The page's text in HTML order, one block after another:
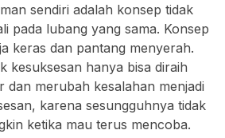
sendiri adalah konsep tidak
pada lubang yang sama. Konsep
keras dan pantang menyerah.
kesuksesan hanya bisa diraih
dan merubah kesalahan menjadi
karena sesungguhnya tidak
ketika mau terus mencoba.